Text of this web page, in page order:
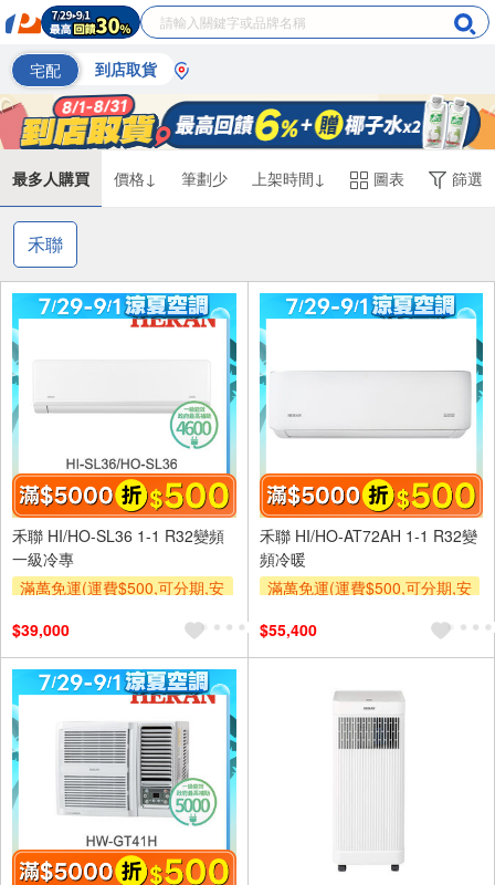
宅配 到店取貨
最多人購買 價格↓ 筆劃少 上架時間↓ 圖表 篩選
禾聯
禾聯 HI/HO-SL36 1-1 R32變頻
一級冷專
滿萬免運(運費$500,可分期,安
及使用6期以上分期0利率,需付
基本安裝運費)
滿額折$500
滿額贈券
$39,000
禾聯 HI/HO-AT72AH 1-1 R32變
頻冷暖
滿萬免運(運費$500,可分期,安
及使用6期以上分期0利率,需付
基本安裝運費)
$55,400